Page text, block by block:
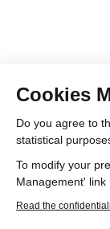
Cookies
Do you agree to
statistical
To modify your
Management' link
Read the